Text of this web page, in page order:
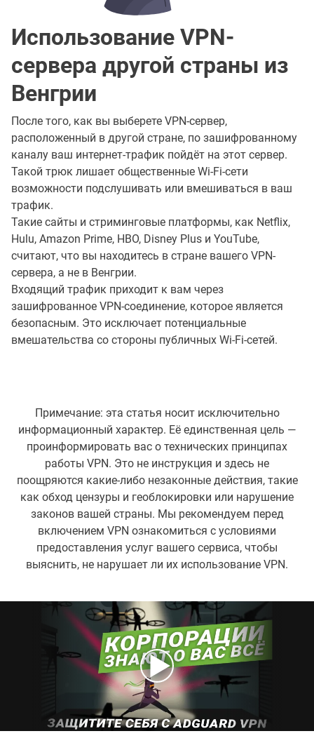
Использование VPN-
сервера другой страны из
Венгрии
После того, как вы выберете VPN-сервер,
расположенный в другой стране, по зашифрованному
каналу ваш интернет-трафик пойдёт на этот сервер.
Такой трюк лишает общественные Wi-Fi-сети
возможности подслушивать или вмешиваться в ваш
трафик.
Такие сайты и стриминговые платформы, как Netflix,
Hulu, Amazon Prime, HBO, Disney Plus и YouTube,
считают, что вы находитесь в стране вашего VPN-
сервера, а не в Венгрии.
Входящий трафик приходит к вам через
зашифрованное VPN-соединение, которое является
безопасным. Это исключает потенциальные
вмешательства со стороны публичных Wi-Fi-сетей.
Примечание: эта статья носит исключительно
информационный характер. Её единственная цель —
проинформировать вас о технических принципах
работы VPN. Это не инструкция и здесь не
поощряются какие-либо незаконные действия, такие
как обход цензуры и геоблокировки или нарушение
законов вашей страны. Мы рекомендуем перед
включением VPN ознакомиться с условиями
предоставления услуг вашего сервиса, чтобы
выяснить, не нарушает ли их использование VPN.